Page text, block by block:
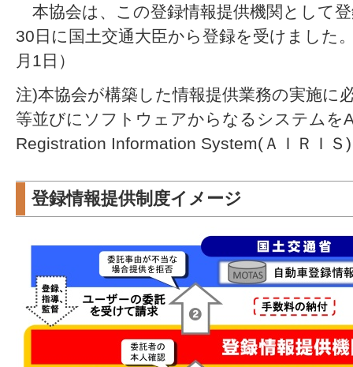
本協会は、この登録情報提供機関として
30日に国土交通大臣から登録を受けました
月1日）
注)本協会が構築した情報提供業務の実施に
等並びにソフトウェアからなるシステムを
Registration Information System(ＡＩＲＩ
登録情報提供制度イメージ